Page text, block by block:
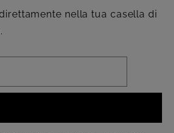
nella tua casella di